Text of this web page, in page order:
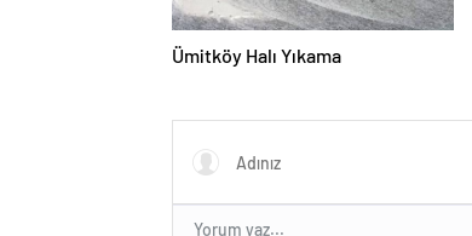
Ümitköy Halı Yıkama